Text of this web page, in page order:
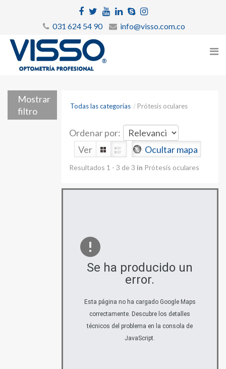
031 624 54 90 info@visso.com.co
Mostrar
filtro
Todas las categorías / Prótesis oculares
Ordenar por:
Ver
Ocultar mapa
Resultados 1 - 3 de 3 in Prótesis oculares
Se ha producido un
error.
Esta página no ha cargado Google Maps
correctamente. Descubre los detalles
técnicos del problema en la consola de
JavaScript.